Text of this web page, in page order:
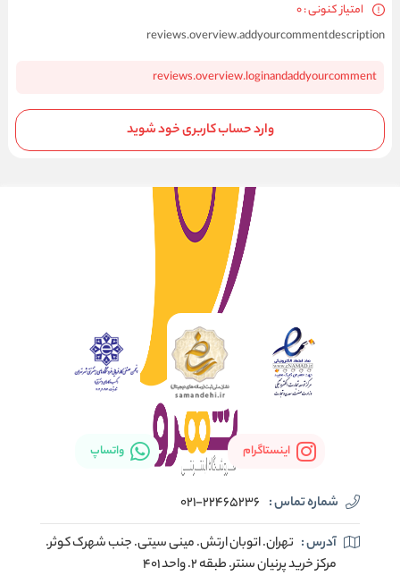
امتیاز کنونی : 0
reviews.overview.addyourcommentdescription
reviews.overview.loginandaddyourcomment
وارد حساب کاربری خود شوید
اینستاگرام واتساپ
شماره تماس : 021-22465236
آدرس : تهران. اتوبان ارتش. مینی سیتی. جنب شهرک کوثر.
مرکز خرید پرنیان سنتر. طبقه ۲. واحد ۴۰۱